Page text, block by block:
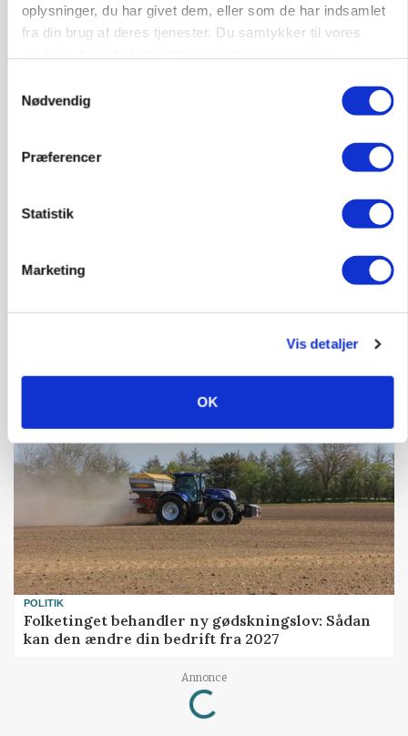
oplysninger, du har givet dem, eller som de har indsamlet
fra din brug af deres tjenester. Du samtykker til vores
Nødvendig
Præferencer
Statistik
Marketing
Vis detaljer
OK
BUSINESS
Fra mark til mur: Byggeriet kan åbne nyt
marked for biokul
»Nu stopper I«: Landbrugsdebattør og
POLITIK
Folketinget behandler ny gødskningslov: Sådan
kan den ændre din bedrift fra 2027
Annonce
Loading...